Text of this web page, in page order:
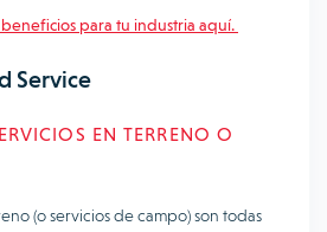
para tu industria aquí.
Service
EN TERRENO O
(o servicios de campo) son todas